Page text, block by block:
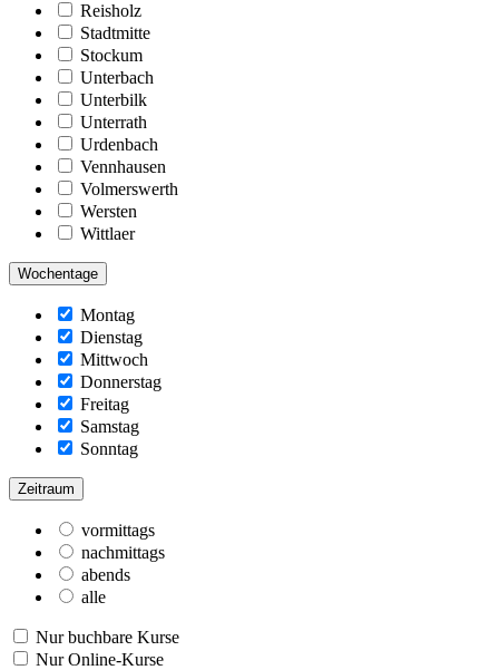
Reisholz
Stadtmitte
Stockum
Unterbach
Unterbilk
Unterrath
Urdenbach
Vennhausen
Volmerswerth
Wersten
Wittlaer
Wochentage
Montag
Dienstag
Mittwoch
Donnerstag
Freitag
Samstag
Sonntag
Zeitraum
vormittags
nachmittags
abends
alle
Nur buchbare Kurse
Nur Online-Kurse